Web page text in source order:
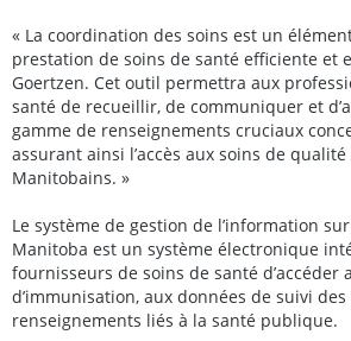
« La coordination des soins est un
prestation de soins de santé efficiente et
Goertzen. Cet outil permettra aux
santé de recueillir, de communiquer et
gamme de renseignements cruciaux
assurant ainsi l’accès aux soins de
Manitobains. »
Le système de gestion de l’information
Manitoba est un système électronique
fournisseurs de soins de santé d’accéder
d’immunisation, aux données de suivi des
renseignements liés à la santé publique.